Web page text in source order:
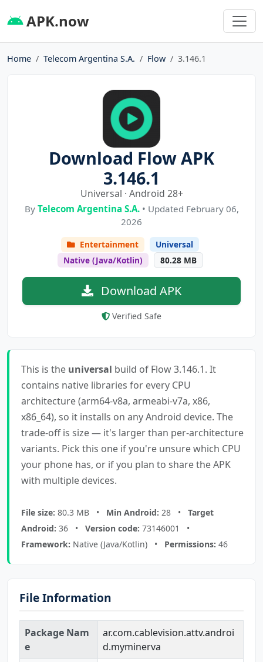
APK.now
Home Telecom Argentina S.A. Flow 3.146.1
Download Flow APK
3.146.1
Universal · Android 28+
By Telecom Argentina S.A.• Updated February 06,
2026
Entertainment
Universal
Native (Java/Kotlin)
80.28 MB
Download APK
Verified Safe
This is the universal build of Flow 3.146.1. It
contains native libraries for every CPU
architecture (arm64-v8a, armeabi-v7a, x86,
x86_64), so it installs on any Android device. The
trade-off is size — it's larger than per-architecture
variants. Pick this one if you're unsure which CPU
your phone has, or if you plan to share the APK
with multiple devices.
File size: 80.3 MB • Min Android: 28 • Target
Android: 36 • Version code: 73146001 •
Framework: Native (Java/Kotlin) • Permissions: 46
File Information
Package Nam
e
ar.com.cablevision.attv.androi
d.myminerva